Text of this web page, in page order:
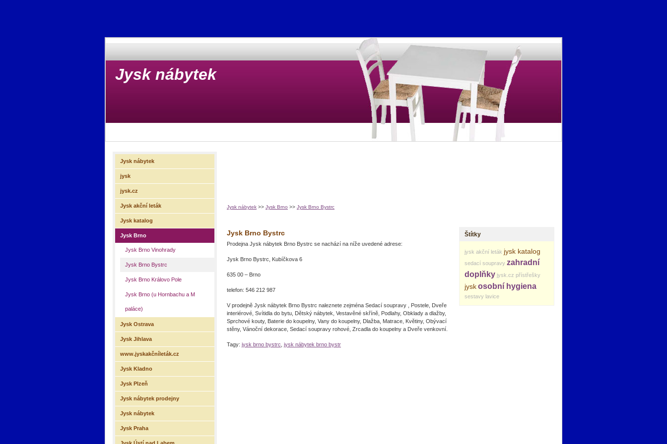
Jysk nábytek
Jysk nábytek >> Jysk Brno >> Jysk Brno Bystrc
Jysk Brno Bystrc
Prodejna Jysk nábytek Brno Bystrc se nachází na níže uvedené adrese:
Jysk Brno Bystrc, Kubíčkova 6
635 00 – Brno
telefon: 546 212 987
V prodejně Jysk nábytek Brno Bystrc naleznete zejména Sedací soupravy , Postele, Dveře
interiérové, Svítidla do bytu, Dětský nábytek, Vestavěné skříně, Podlahy, Obklady a dlažby,
Sprchové kouty, Baterie do koupelny, Vany do koupelny, Dlažba, Matrace, Květiny, Obývací
stěny, Vánoční dekorace, Sedací soupravy rohové, Zrcadla do koupelny a Dveře venkovní.
Tagy: jysk brno bystrc jysk nábytek brno bystr
Štítky
jysk akční leták jysk katalog
sedací soupravy zahradní
doplňky jysk.cz přístřešky
jyskosobní hygiena
sestavy lavice
Jysk nábytek
jysk
jysk.cz
Jysk akční leták
Jysk katalog
Jysk Brno
Jysk Brno Vinohrady
Jysk Brno Bystrc
Jysk Brno Královo Pole
Jysk Brno (u Hornbachu a M
paláce)
Jysk Ostrava
Jysk Jihlava
www.jyskakčníleták.cz
Jysk Kladno
Jysk Plzeň
Jysk nábytek prodejny
Jysk nábytek
Jysk Praha